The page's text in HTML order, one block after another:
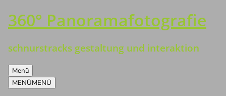
Zum
Inhalt
360° Panoramafotografie
schnurstracks gestaltung und interaktion
Menü
MENÜMENÜ